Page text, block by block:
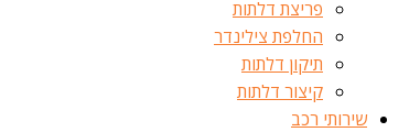
פריצת דלתות
החלפת צילינדר
תיקון דלתות
קיצור דלתות
שירותי רכב